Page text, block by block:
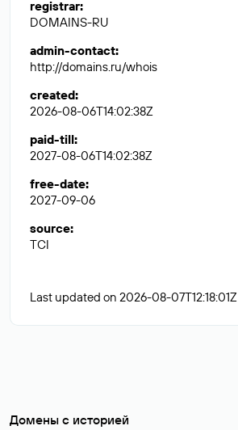
registrar:
DOMAINS-RU
admin-contact:
http://domains.ru/whois
created:
2026-08-06T14:02:38Z
paid-till:
2027-08-06T14:02:38Z
free-date:
2027-09-06
source:
TCI
Last updated on 2026-08-07T12:18:01Z
Домены с историей